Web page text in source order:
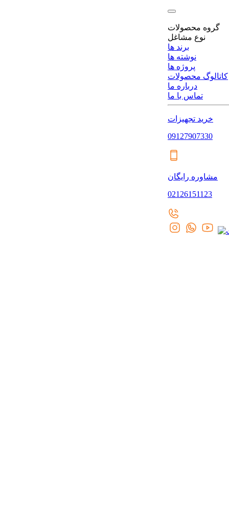
گروه محصولات
نوع مشاغل
برند ها
نوشته ها
پروژه ها
کاتالوگ محصولات
درباره ما
تماس با ما
خرید تجهیزات
09127907330
مشاوره رایگان
02126151123